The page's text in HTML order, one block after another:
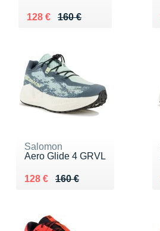
160 €
Au lieu de 160 €
128 €
Vendu 128 €
Salomon
Aero Glide 4 GRVL
160 €
Au lieu de 160 €
128 €
Vendu 128 €